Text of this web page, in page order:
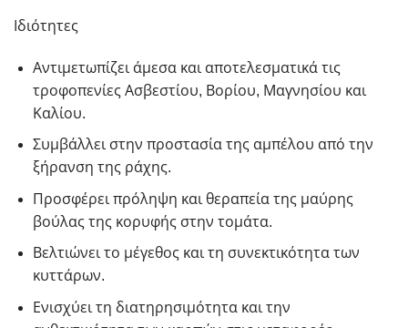
Ιδιότητες
Αντιμετωπίζει άμεσα και αποτελεσματικά τις
τροφοπενίες Ασβεστίου, Βορίου, Μαγνησίου και
Καλίου.
Συμβάλλει στην προστασία της αμπέλου από την
ξήρανση της ράχης.
Προσφέρει πρόληψη και θεραπεία της μαύρης
βούλας της κορυφής στην τομάτα.
Βελτιώνει το μέγεθος και τη συνεκτικότητα των
κυττάρων.
Ενισχύει τη διατηρησιμότητα και την